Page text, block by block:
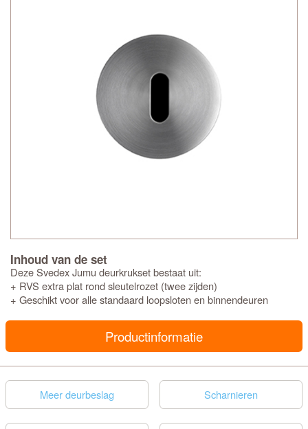
Inhoud van de set
Deze Svedex Jumu deurkrukset bestaat uit:
+ RVS extra plat rond sleutelrozet (twee zijden)
+ Geschikt voor alle standaard loopsloten en binnendeuren
Productinformatie
Meer deurbeslag Scharnieren